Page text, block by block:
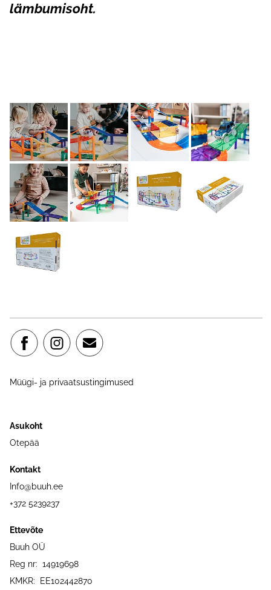
lämbumisoht.
Müügi- ja privaatsustingimused
Asukoht
Otepää
Kontakt
Info@buuh.ee
+372 5239237
Ettevõte
Buuh OÜ
Reg nr: 14919698
KMKR: EE102442870